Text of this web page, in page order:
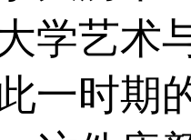
学艺术
一时期